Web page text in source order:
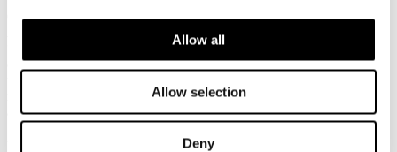
Allow all
Allow selection
Deny
Con la sentenza n. 13931/2015, appena pubblicata, il Giudice
Amministrativo, oltre ad accogliere le doglianze del ricorrente per
“l’eccesso di potere, difetto di istruttoria e motivazione, travisamento
dei fatti, ingiustizia e manifesta illogicità”, ha rigettato il
marittimo il rinnovo del suo certificato per i previsti 5 anni,
adducendo che i certificati potessero essere rinnovati solo fino al
1.1.2017, data di entrata in vigore della nuova normativa europea in